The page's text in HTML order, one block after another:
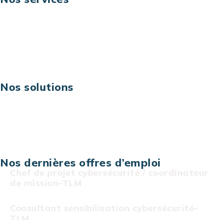
Nos solutions
Nos dernières offres d’emploi
Chef de projet cybersécurité / coordinateur